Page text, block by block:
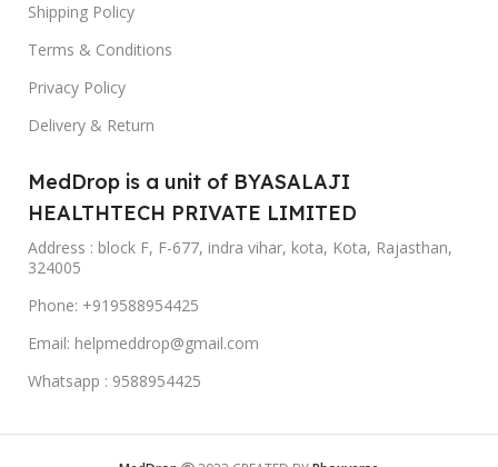
Shipping Policy
Terms & Conditions
Privacy Policy
Delivery & Return
MedDrop is a unit of BYASALAJI
HEALTHTECH PRIVATE LIMITED
Address : block F, F-677, indra vihar, kota, Kota, Rajasthan,
324005
Phone: +919588954425
Email: helpmeddrop@gmail.com
Whatsapp : 9588954425